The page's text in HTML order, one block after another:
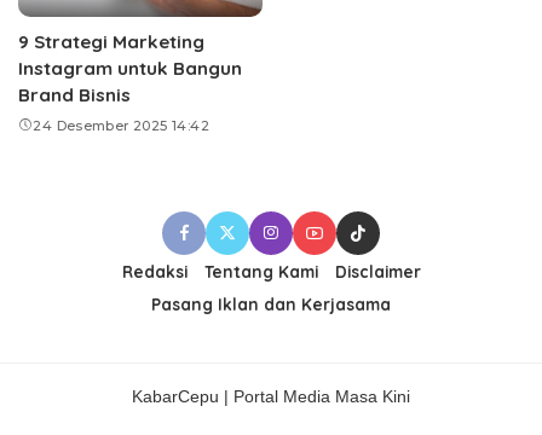
9 Strategi Marketing
Instagram untuk Bangun
Brand Bisnis
24 Desember 2025 14:42
Redaksi Tentang Kami
Disclaimer
Pasang Iklan dan Kerjasama
KabarCepu | Portal Media Masa Kini